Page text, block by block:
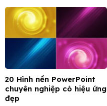
20 Hình nền PowerPoint
chuyên nghiệp có hiệu ứng
đẹp